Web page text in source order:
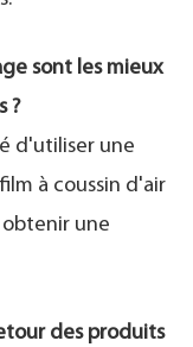
sont les mieux
?
d'utiliser une
à coussin d'air
une
des produits